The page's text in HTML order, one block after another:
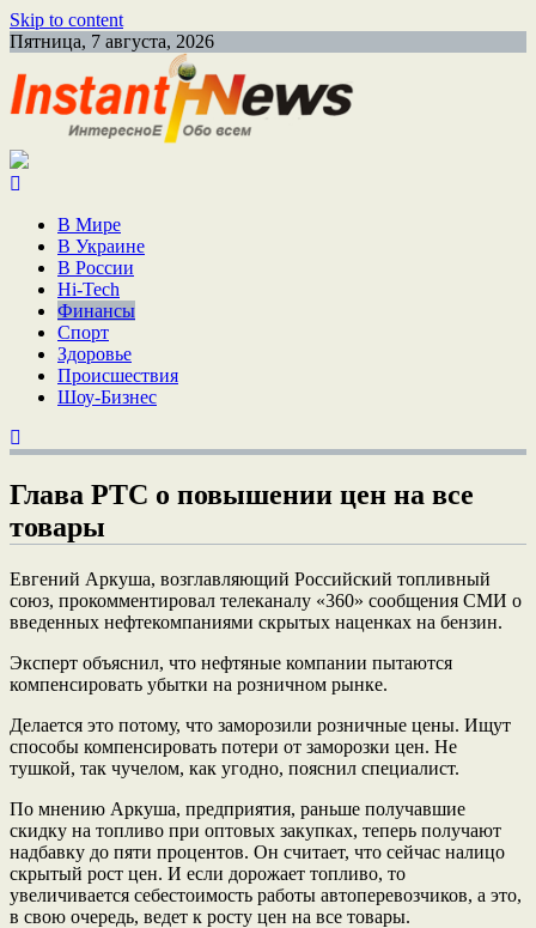
Skip to content
Пятница, 7 августа, 2026
В Мире
В Украине
В России
Hi-Tech
Финансы
Спорт
Здоровье
Происшествия
Шоу-Бизнес
Глава РТС о повышении цен на все
товары
Евгений Аркуша, возглавляющий Российский топливный
союз, прокомментировал телеканалу «360» сообщения СМИ о
введенных нефтекомпаниями скрытых наценках на бензин.
Эксперт объяснил, что нефтяные компании пытаются
компенсировать убытки на розничном рынке.
Делается это потому, что заморозили розничные цены. Ищут
способы компенсировать потери от заморозки цен. Не
тушкой, так чучелом, как угодно, пояснил специалист.
По мнению Аркуша, предприятия, раньше получавшие
скидку на топливо при оптовых закупках, теперь получают
надбавку до пяти процентов. Он считает, что сейчас налицо
скрытый рост цен. И если дорожает топливо, то
увеличивается себестоимость работы автоперевозчиков, а это,
в свою очередь, ведет к росту цен на все товары.